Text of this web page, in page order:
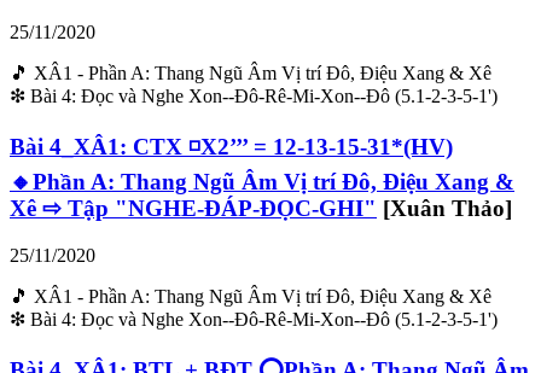
25/11/2020
🎵 XÂ1 - Phần A: Thang Ngũ Âm Vị trí Đô, Điệu Xang & Xê
❇ Bài 4: Đọc và Nghe Xon--Đô-Rê-Mi-Xon--Đô (5.1-2-3-5-1')
Bài 4_XÂ1: CTX ◽X2’’’ = 12-13-15-31*(HV)
🔸Phần A: Thang Ngũ Âm Vị trí Đô, Điệu Xang &
Xê ⇨ Tập "NGHE-ĐÁP-ĐỌC-GHI" [Xuân Thảo]
25/11/2020
🎵 XÂ1 - Phần A: Thang Ngũ Âm Vị trí Đô, Điệu Xang & Xê
❇ Bài 4: Đọc và Nghe Xon--Đô-Rê-Mi-Xon--Đô (5.1-2-3-5-1')